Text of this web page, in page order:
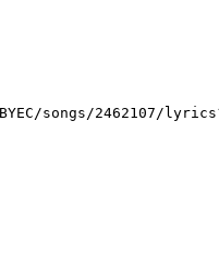
songs/2462107/